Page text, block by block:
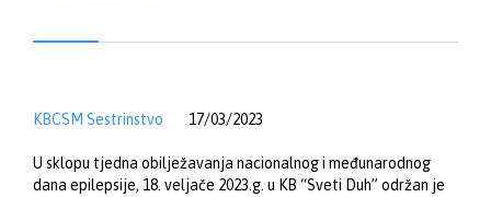
KBCSM Sestrinstvo 17/03/2023
U sklopu tjedna obilježavanja nacionalnog i međunarodnog
dana epilepsije, 18. veljače 2023.g. u KB “Sveti Duh” održan je